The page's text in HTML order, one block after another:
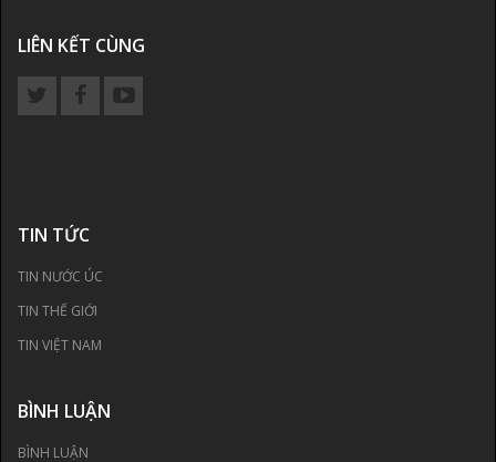
LIÊN KẾT CÙNG
TIN TỨC
TIN NƯỚC ÚC
TIN THẾ GIỚI
TIN VIỆT NAM
BÌNH LUẬN
BÌNH LUẬN